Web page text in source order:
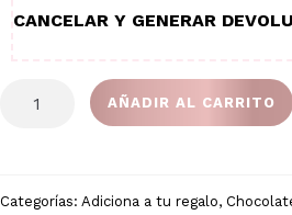
CANCELAR Y GENERAR
AÑADIR AL CARRITO
Categorías: Adiciona a tu regalo,